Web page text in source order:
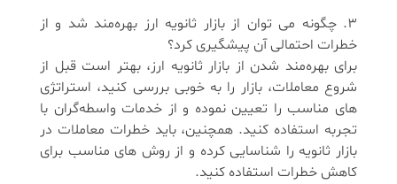
3. چگونه می‌ توان از بازار ثانویه ارز بهره‌مند شد و از
خطرات احتمالی آن پیشگیری کرد؟
برای بهره‌مند شدن از بازار ثانویه ارز، بهتر است قبل از
شروع معاملات، بازار را به خوبی بررسی کنید، استراتژی
‌های مناسب را تعیین نموده و از خدمات واسطه‌گران با
تجربه استفاده کنید. همچنین، باید خطرات معاملات در
بازار ثانویه را شناسایی کرده و از روش‌ های مناسب برای
کاهش خطرات استفاده کنید.